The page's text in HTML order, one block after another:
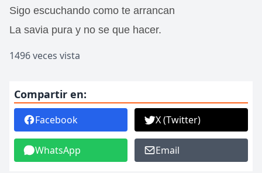
Sigo escuchando como te arrancan
La savia pura y no se que hacer.
1496 veces vista
Compartir en:
Facebook X (Twitter)
WhatsApp Email